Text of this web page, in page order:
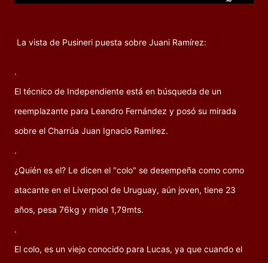
La vista de Pusineri puesta sobre Juani Ramírez:
.
El técnico de Independiente está en búsqueda de un
reemplazante para Leandro Fernández y posó su mirada
sobre el Charrúa Juan Ignacio Ramírez.
.
¿Quién es el? Le dicen el "colo" se desempeña como como
atacante en el Liverpool de Uruguay, aún joven, tiene 23
años, pesa 76kg y mide 1,79mts.
.
El colo, es un viejo conocido para Lucas, ya que cuando el